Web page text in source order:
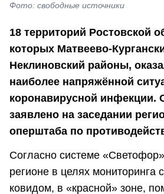
Фото: свободные источники
18 территорий Ростовской
которых Матвеево-
Неклиновский районы,
наиболее напряжённой
коронавирусной инфекции.
заявлено на заседании
оперштаба по
Согласно системе
регионе в целях мониторинга
ковидом, в «красной» зоне,